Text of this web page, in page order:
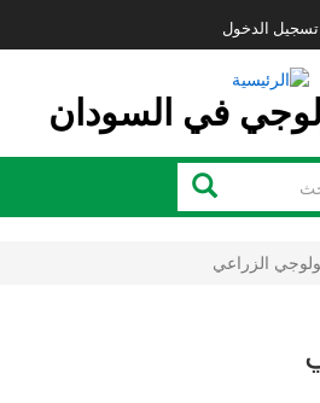
تسجيل الدخول
في السودان
بحث
الزراعي